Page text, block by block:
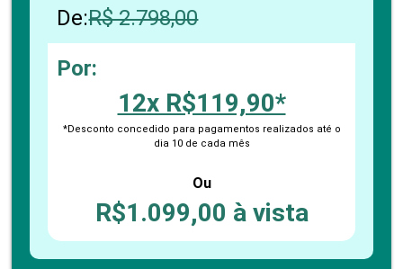
De:R$ 2.798,00
Por:
12x R$119,90*
*Desconto concedido para pagamentos realizados até o
dia 10 de cada mês
Ou
R$1.099,00 à vista